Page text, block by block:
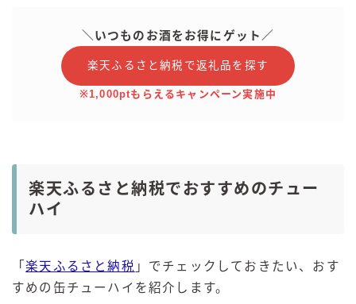
＼いつものお酒をお得にゲット／
楽天ふるさと納税で返礼品を探す
※1,000ptもらえるキャンペーン実施中
楽天ふるさと納税でおすすめのチュー
ハイ
「楽天ふるさと納税 」でチェックしておきたい、おす
すめの缶チューハイを紹介します。